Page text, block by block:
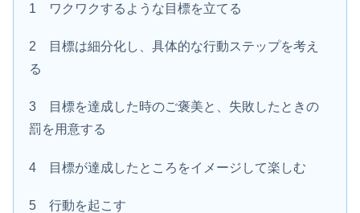
1 ワクワクするような目標を立てる
2 目標は細分化し、具体的な行動ステップを考え
る
3 目標を達成した時のご褒美と、失敗したときの
罰を用意する
4 目標が達成したところをイメージして楽しむ
5 行動を起こす